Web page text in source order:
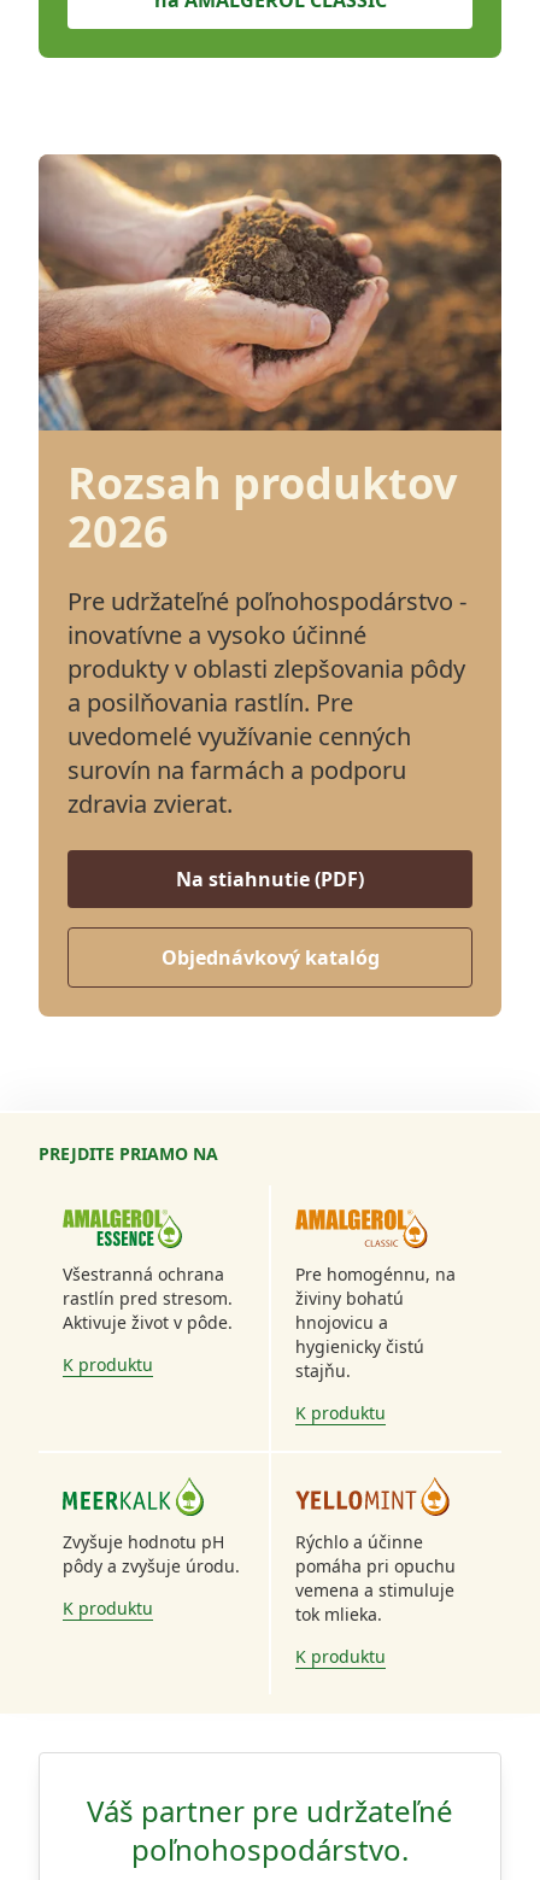
Rozsah produktov
2026
Pre udržateľné poľnohospodárstvo -
inovatívne a vysoko účinné
produkty v oblasti zlepšovania pôdy
a posilňovania rastlín. Pre
uvedomelé využívanie cenných
surovín na farmách a podporu
zdravia zvierat.
Na stiahnutie (PDF)
Objednávkový katalóg
PREJDITE PRIAMO NA
AMALGEROL ESSENCE
Všestranná ochrana
rastlín pred stresom.
Aktivuje život v pôde.
K produktu
AMALGEROL CLASSIC
Pre homogénnu, na
živiny bohatú
hnojovicu a
hygienicky čistú
stajňu.
K produktu
MEERKALK
Zvyšuje hodnotu pH
pôdy a zvyšuje úrodu.
K produktu
YELLOMINT
Rýchlo a účinne
pomáha pri opuchu
vemena a stimuluje
tok mlieka.
K produktu
Váš partner pre udržateľné
poľnohospodárstvo.